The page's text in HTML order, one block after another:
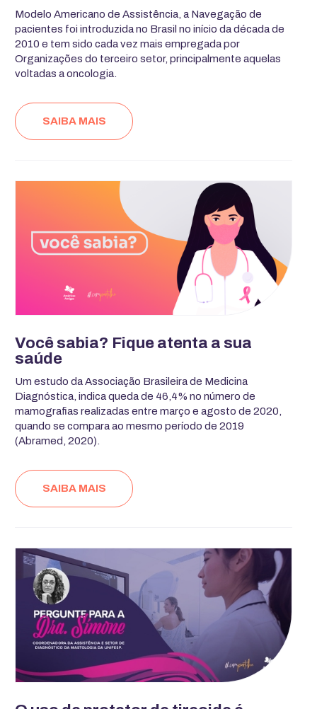
Modelo Americano de Assistência, a Navegação de
pacientes foi introduzida no Brasil no início da década de
2010 e tem sido cada vez mais empregada por
Organizações do terceiro setor, principalmente aquelas
voltadas a oncologia.
SAIBA MAIS
Você sabia? Fique atenta a sua
saúde
Um estudo da Associação Brasileira de Medicina
Diagnóstica, indica queda de 46,4% no número de
mamografias realizadas entre março e agosto de 2020,
quando se compara ao mesmo período de 2019
(Abramed, 2020).
SAIBA MAIS